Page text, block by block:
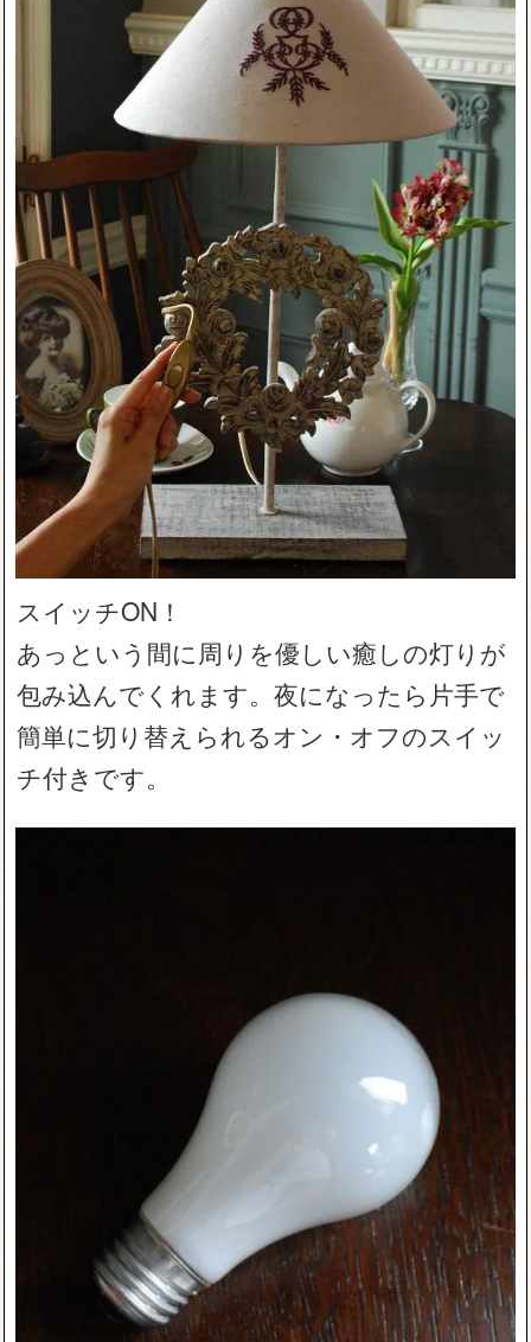
スイッチON！
あっという間に周りを優しい癒しの灯りが
包み込んでくれます。夜になったら片手で
簡単に切り替えられるオン・オフのスイッ
チ付きです。